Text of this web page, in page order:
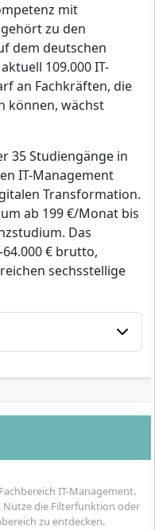
mit
zu den
dem deutschen
109.000 IT-
an Fachkräften, die
können, wächst
35 Studiengänge in
IT-Management
Transformation.
ab 199 €/Monat bis
Das
€ brutto,
sechsstellige
IT-Management.
Nutze die Filterfunktion oder
zu entdecken.